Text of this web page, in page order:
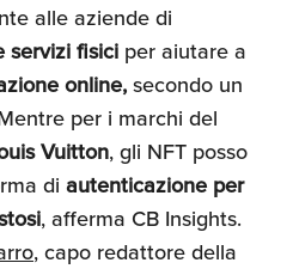
alle aziende di
servizi fisici per aiutare a
online,secondo un
per i marchi del
Vuitton, gli NFT posso
di autenticazione per
, afferma CB Insights.
, capo redattore della